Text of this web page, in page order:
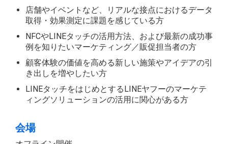
店舗やイベントなど、リアルな接点におけるデータ
取得・効果測定に課題を感じている方
NFCやLINEタッチの活用方法、および最新の成功事
例を知りたいマーケティング／販促担当者の方
顧客体験の価値を高める新しい施策やアイデアの引
き出しを増やしたい方
LINEタッチをはじめとするLINEヤフーのマーケテ
ィングソリューションの活用に関心がある方
会場